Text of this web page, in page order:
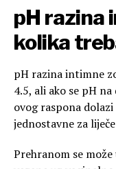
pH razina
kolika
pH razina intimne
4.5, ali ako se pH
ovog raspona
jednostavne za
Prehranom se